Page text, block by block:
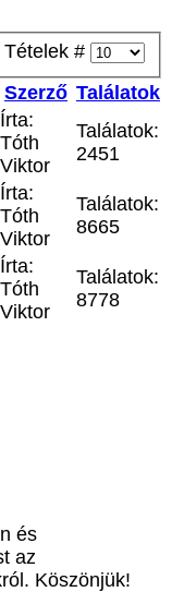
Tételek #
Szerző Találatok
Írta:
Tóth
Viktor
Találatok:
2451
Írta:
Tóth
Viktor
Találatok:
8665
Írta:
Tóth
Viktor
Találatok:
8778
és
az
Köszönjük!